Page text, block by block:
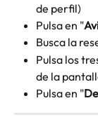
de perfil)
Pulsa en "
Busca la
Pulsa los
de la
Pulsa en "